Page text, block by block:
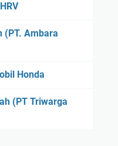
(PT. Ambara
Honda
(PT Triwarga